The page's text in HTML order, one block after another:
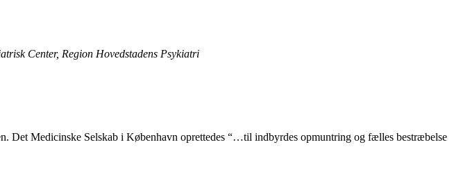
Center, Region Hovedstadens Psykiatri
Det Medicinske Selskab i København oprettedes “…til indbyrdes opmuntring og fælles bestræbelse